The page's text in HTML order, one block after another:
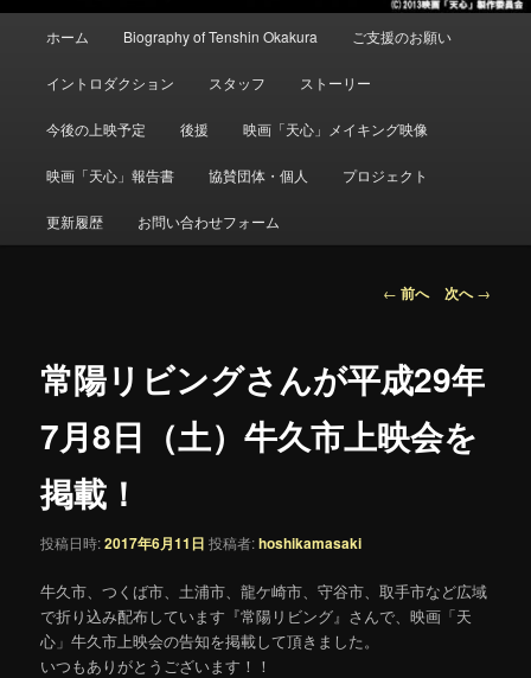
ホーム Biography of Tenshin Okakura ご支援のお願い
イントロダクション スタッフ ストーリー
今後の上映予定 後援 映画「天心」メイキング映像
映画「天心」報告書 協賛団体・個人 プロジェクト
更新履歴 お問い合わせフォーム
投
ビ
ゲ
ー
シ
← 前へ 次へ→
常陽リビングさんが平成29年
7月8日（土）牛久市上映会を
掲載！
投稿日時:2017年6月11日 投稿者:hoshikamasaki
牛久市、つくば市、土浦市、龍ケ崎市、守谷市、取手市など広域
で折り込み配布しています『常陽リビング』さんで、映画「天
心」牛久市上映会の告知を掲載して頂きました。
いつもありがとうございます！！